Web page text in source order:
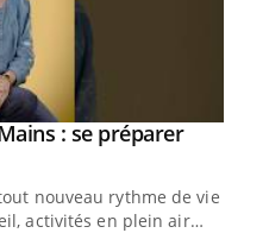
: se préparer
nouveau rythme de vie !
activités en plein air…